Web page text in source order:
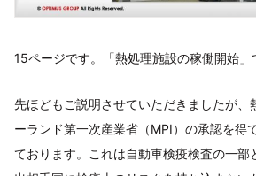
15ページです。「熱処理施設の稼働開始」
先ほどもご説明させていただきましたが、
ーランド第一次産業省（MPI）の承認を得
ております。これは自動車検疫検査の一部